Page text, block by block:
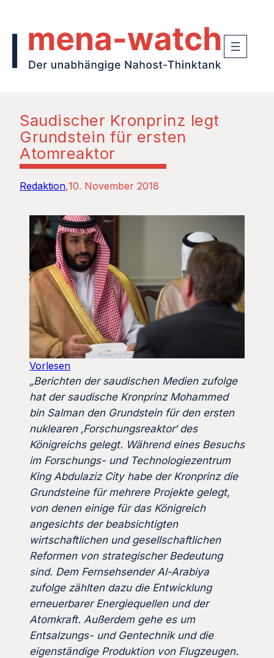
Saudischer Kronprinz legt
Grundstein für ersten
Atomreaktor
Redaktion 10. November 2018
Vorlesen
„Berichten der saudischen Medien zufolge
hat der saudische Kronprinz Mohammed
bin Salman den Grundstein für den ersten
nuklearen ‚Forschungsreaktor‘ des
Königreichs gelegt. Während eines Besuchs
im Forschungs- und Technologiezentrum
King Abdulaziz City habe der Kronprinz die
Grundsteine für mehrere Projekte gelegt,
von denen einige für das Königreich
angesichts der beabsichtigten
wirtschaftlichen und gesellschaftlichen
Reformen von strategischer Bedeutung
sind. Dem Fernsehsender Al-Arabiya
zufolge zählten dazu die Entwicklung
erneuerbarer Energiequellen und der
Atomkraft. Außerdem gehe es um
Entsalzungs- und Gentechnik und die
eigenständige Produktion von Flugzeugen.